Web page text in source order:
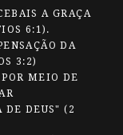
A GRAÇA
6:1).
DA
3:2)
MEIO DE
DE DEUS" (2